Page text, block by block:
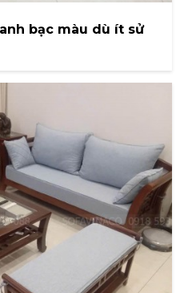
bạc màu dù ít sử